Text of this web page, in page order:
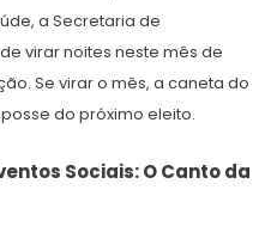
a Secretaria de
virar noites neste mês de
Se virar o mês, a caneta do
do próximo eleito.
Sociais: O Canto da